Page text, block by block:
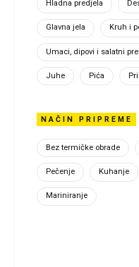
Imam...
Imam...
...a
Saznaj
Hladna predjela
Glavna jela Kruh i
Umaci, dipovi i salatni
Juhe Pića
NAČIN PRIPREME
Bez termičke obrade
Pečenje Kuhanje
Mariniranje